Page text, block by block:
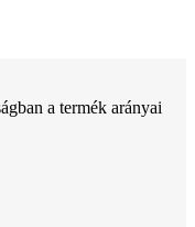
a termék arányai